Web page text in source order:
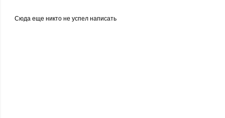
Сюда еще никто не успел написать